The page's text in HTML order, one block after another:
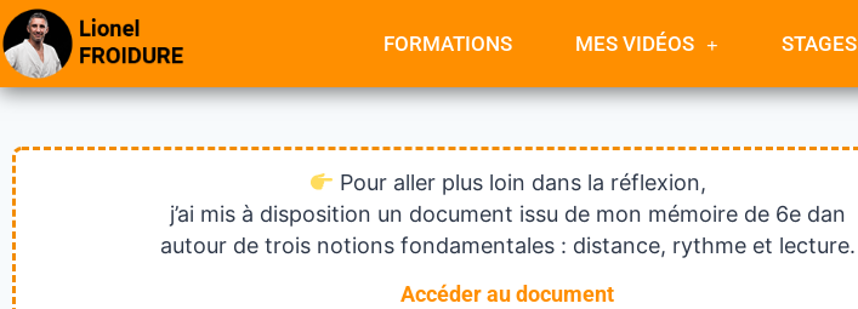
FORMATIONS MES VIDÉOS STAGES
Pour aller plus loin dans la réflexion,
j’ai mis à disposition un document issu de mon mémoire de 6e dan
autour de trois notions fondamentales : distance, rythme et lecture.
Accéder au document